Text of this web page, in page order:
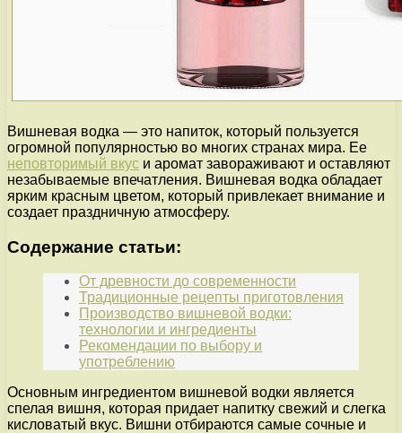
Вишневая водка — это напиток, который пользуется
огромной популярностью во многих странах мира. Ее
неповторимый вкус и аромат завораживают и оставляют
незабываемые впечатления. Вишневая водка обладает
ярким красным цветом, который привлекает внимание и
создает праздничную атмосферу.
Содержание статьи:
От древности до современности
Традиционные рецепты приготовления
Производство вишневой водки:
технологии и ингредиенты
Рекомендации по выбору и
употреблению
Основным ингредиентом вишневой водки является
спелая вишня, которая придает напитку свежий и слегка
кисловатый вкус. Вишни отбираются самые сочные и